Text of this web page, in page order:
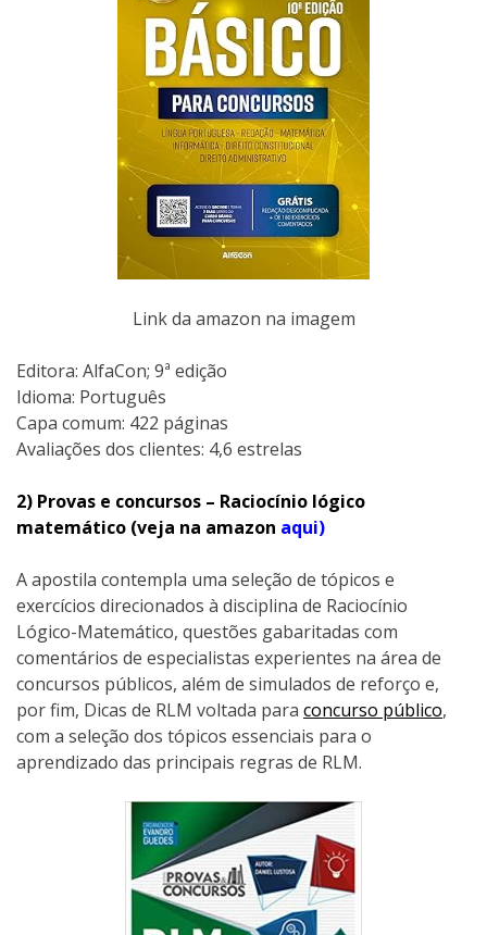
Link da amazon na imagem
Editora: AlfaCon; 9ª edição
Idioma: Português
Capa comum: 422 páginas
Avaliações dos clientes: 4,6 estrelas
2) Provas e concursos – Raciocínio lógico
matemático (veja na amazon aqui)
A apostila contempla uma seleção de tópicos e
exercícios direcionados à disciplina de Raciocínio
Lógico-Matemático, questões gabaritadas com
comentários de especialistas experientes na área de
concursos públicos, além de simulados de reforço e,
por fim, Dicas de RLM voltada para concurso público,
com a seleção dos tópicos essenciais para o
aprendizado das principais regras de RLM.